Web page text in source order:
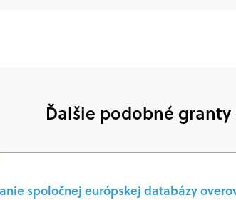
Ďalšie podobné
spoločnej európskej databázy